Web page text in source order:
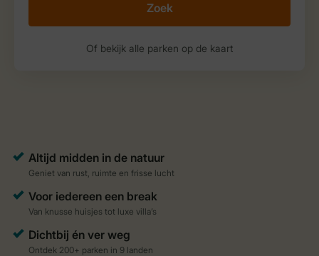
Zoek
Of bekijk alle parken op de kaart